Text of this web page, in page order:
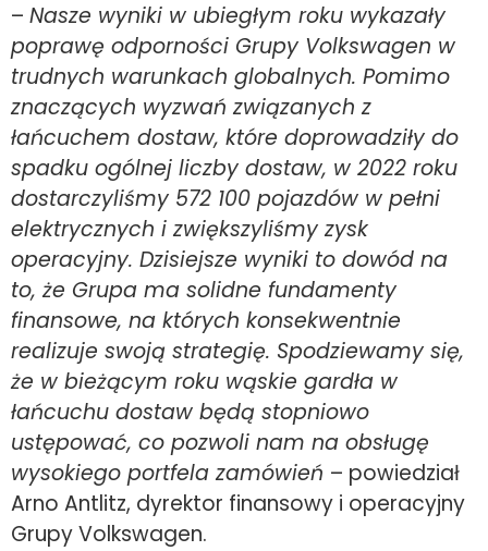
– Nasze wyniki w ubiegłym roku wykazały
poprawę odporności Grupy Volkswagen w
trudnych warunkach globalnych. Pomimo
znaczących wyzwań związanych z
łańcuchem dostaw, które doprowadziły do
spadku ogólnej liczby dostaw, w 2022 roku
dostarczyliśmy 572 100 pojazdów w pełni
elektrycznych i zwiększyliśmy zysk
operacyjny. Dzisiejsze wyniki to dowód na
to, że Grupa ma solidne fundamenty
finansowe, na których konsekwentnie
realizuje swoją strategię. Spodziewamy się,
że w bieżącym roku wąskie gardła w
łańcuchu dostaw będą stopniowo
ustępować, co pozwoli nam na obsługę
wysokiego portfela zamówień – powiedział
Arno Antlitz, dyrektor finansowy i operacyjny
Grupy Volkswagen.